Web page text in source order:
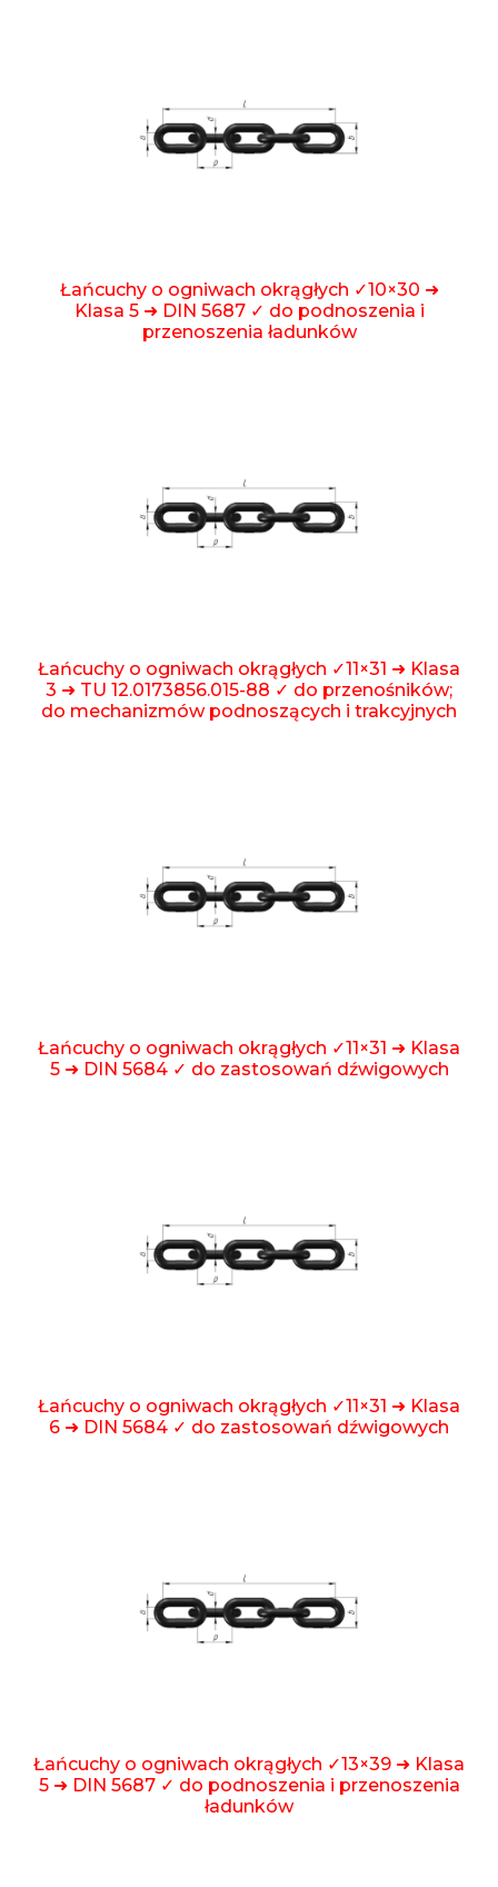
Łańcuchy o ogniwach okrągłych ✓10×30 ➜
Klasa 5 ➜ DIN 5687 ✓ do podnoszenia i
przenoszenia ładunków
Łańcuchy o ogniwach okrągłych ✓11×31 ➜ Klasa
3 ➜ TU 12.0173856.015-88 ✓ do przenośników;
do mechanizmów podnoszących i trakcyjnych
Łańcuchy o ogniwach okrągłych ✓11×31 ➜ Klasa
5 ➜ DIN 5684 ✓ do zastosowań dźwigowych
Łańcuchy o ogniwach okrągłych ✓11×31 ➜ Klasa
6 ➜ DIN 5684 ✓ do zastosowań dźwigowych
Łańcuchy o ogniwach okrągłych ✓13×39 ➜ Klasa
5 ➜ DIN 5687 ✓ do podnoszenia i przenoszenia
ładunków